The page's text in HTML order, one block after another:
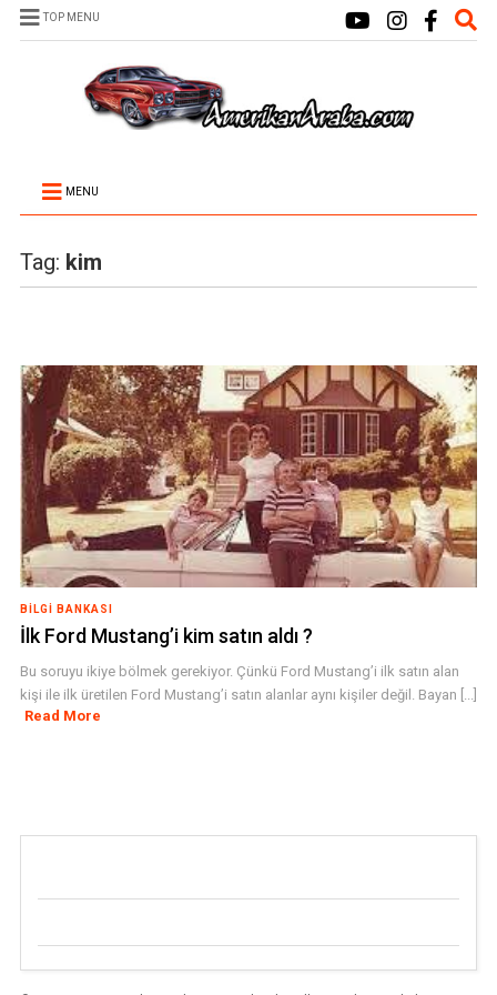
TOP MENU
MENU
Tag: kim
BILGI BANKASI
İlk Ford Mustang’i kim satın aldı ?
Bu soruyu ikiye bölmek gerekiyor. Çünkü Ford Mustang’i ilk satın alan
kişi ile ilk üretilen Ford Mustang’i satın alanlar aynı kişiler değil. Bayan [...]
Read More